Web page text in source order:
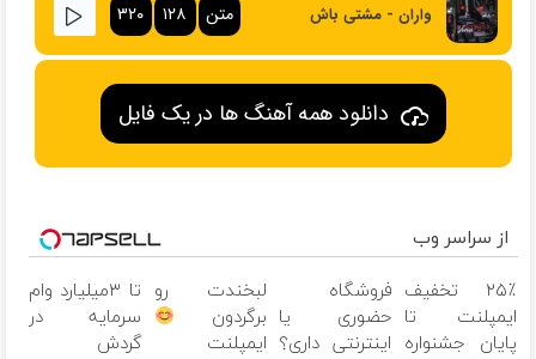
واران - مشتی باش متن ۱۲۸ ۳۲۰
دانلود همه آهنگ ها در یک فایل
از سراسر وب
۲۵٪ تخفیف
ایمپلنت تا
پایان جشنواره
فروشگاه
حضوری یا
اینترنتی داری؟
لبخندت رو
برگردون
ایمپلنت
تا ۳میلیارد وام
سرمایه در
گردش